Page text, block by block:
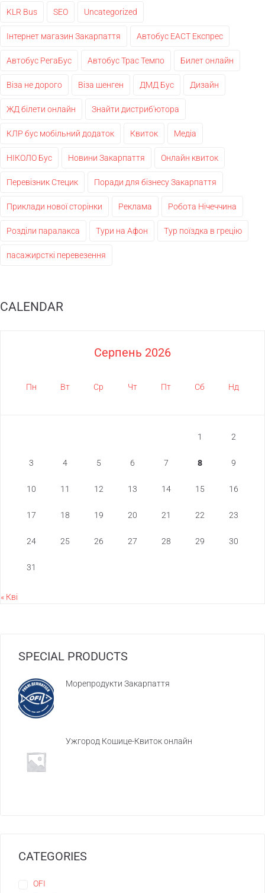
KLR Bus SEO Uncategorized
Інтернет магазин Закарпаття Автобус ЕАСТ Експрес
Автобус РегаБус Автобус Трас Темпо Билет онлайн
Віза не дорого Віза шенген ДМД Бус Дизайн
ЖД білети онлайн Знайти дистриб'ютора
КЛР бус мобільний додаток Квиток Медіа
НІКОЛО Бус Новини Закарпаття Онлайн квиток
Перевізник Стецик Поради для бізнесу Закарпаття
Приклади нової сторінки Реклама Робота Нічеччина
Розділи паралакса Тури на Афон Тур поїздка в грецію
пасажирсткі перевезення
CALENDAR
Серпень 2026
Пн Вт Ср Чт Пт Сб Нд
1 2
3 4 5 6 7 8 9
10 11 12 13 14 15 16
17 18 19 20 21 22 23
24 25 26 27 28 29 30
31
« Кві
SPECIAL PRODUCTS
Морепродукти Закарпаття
Ужгород Кошице-Квиток онлайн
CATEGORIES
OFI